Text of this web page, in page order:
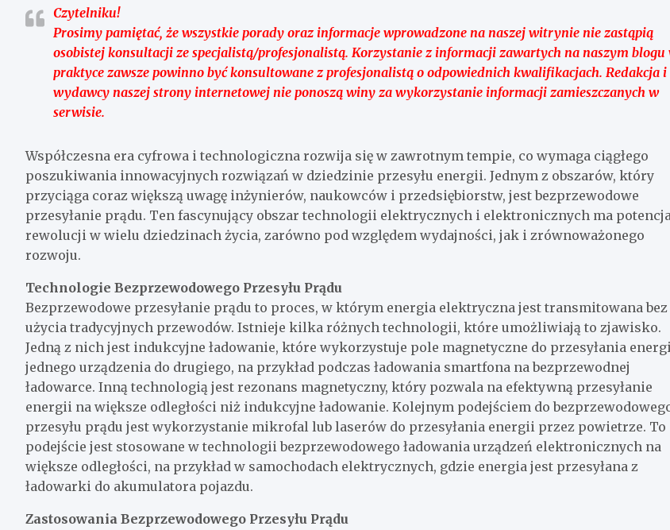
Czytelniku!
Prosimy pamiętać, że wszystkie porady oraz informacje wprowadzone na naszej witrynie nie zastąpią
osobistej konsultacji ze specjalistą/profesjonalistą. Korzystanie z informacji zawartych na naszym blogu
praktyce zawsze powinno być konsultowane z profesjonalistą o odpowiednich kwalifikacjach. Redakcja i
wydawcy naszej strony internetowej nie ponoszą winy za wykorzystanie informacji zamieszczanych w
serwisie.
Współczesna era cyfrowa i technologiczna rozwija się w zawrotnym tempie, co wymaga ciągłego
poszukiwania innowacyjnych rozwiązań w dziedzinie przesyłu energii. Jednym z obszarów, który
przyciąga coraz większą uwagę inżynierów, naukowców i przedsiębiorstw, jest bezprzewodowe
przesyłanie prądu. Ten fascynujący obszar technologii elektrycznych i elektronicznych ma
rewolucji w wielu dziedzinach życia, zarówno pod względem wydajności, jak i zrównoważonego
rozwoju.
Technologie Bezprzewodowego Przesyłu Prądu
Bezprzewodowe przesyłanie prądu to proces, w którym energia elektryczna jest transmitowana bez
użycia tradycyjnych przewodów. Istnieje kilka różnych technologii, które umożliwiają to zjawisko.
Jedną z nich jest indukcyjne ładowanie, które wykorzystuje pole magnetyczne do przesyłania
jednego urządzenia do drugiego, na przykład podczas ładowania smartfona na bezprzewodnej
ładowarce. Inną technologią jest rezonans magnetyczny, który pozwala na efektywną przesyłanie
energii na większe odległości niż indukcyjne ładowanie. Kolejnym podejściem do
przesyłu prądu jest wykorzystanie mikrofal lub laserów do przesyłania energii przez powietrze. To
podejście jest stosowane w technologii bezprzewodowego ładowania urządzeń elektronicznych na
większe odległości, na przykład w samochodach elektrycznych, gdzie energia jest przesyłana z
ładowarki do akumulatora pojazdu.
Zastosowania Bezprzewodowego Przesyłu Prądu